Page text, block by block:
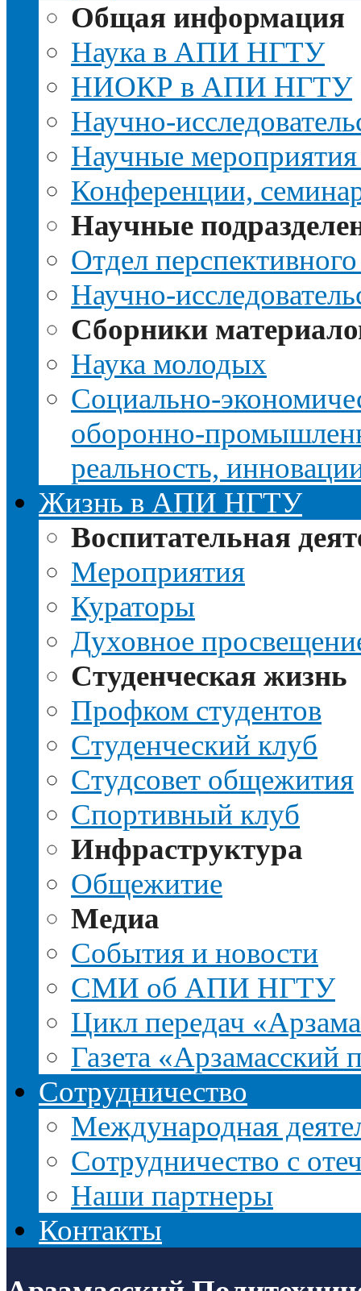
Общая информация
Наука в АПИ НГТУ
НИОКР в АПИ НГТУ
Научно-
Научные
Конференции,
Научные
Отдел
Научно-
Сборники
Наука молодых
Социально-
оборонно-
реальность,
Жизнь в АПИ НГТУ
Воспитательная
Мероприятия
Кураторы
Духовное
Студенческая жизнь
Профком студентов
Студенческий клуб
Студсовет общежития
Спортивный клуб
Инфраструктура
Общежитие
Медиа
События и новости
СМИ об АПИ НГТУ
Цикл передач
Газета «Арзамасский
Сотрудничество
Международная
Сотрудничество с
Наши партнеры
Контакты